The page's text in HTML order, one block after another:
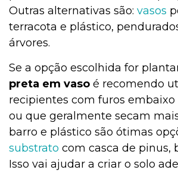
Outras alternativas são: vasos
terracota e plástico,
árvores.
Se a opção escolhida for
preta em vaso é recomendo
recipientes com furos embaixo
ou que geralmente secam
barro e plástico são ótimas
substrato com casca de pinus,
Isso vai ajudar a criar o solo